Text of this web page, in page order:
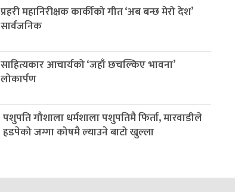
प्रहरी महानिरीक्षक कार्कीको गीत ‘अब बन्छ मेरो देश’
सार्वजनिक
साहित्यकार आचार्यको ‘जहाँ छचल्किए भावना’
लोकार्पण
पशुपति गौशाला धर्मशाला पशुपतिमै फिर्ता, मारवाडीले
हडपेको जग्गा कोषमै ल्याउने बाटो खुल्ला